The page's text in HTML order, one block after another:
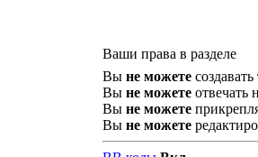
Ваши права в разделе
Вы не можете
Вы не можетеотвечать
Вы не можете
Вы не можете